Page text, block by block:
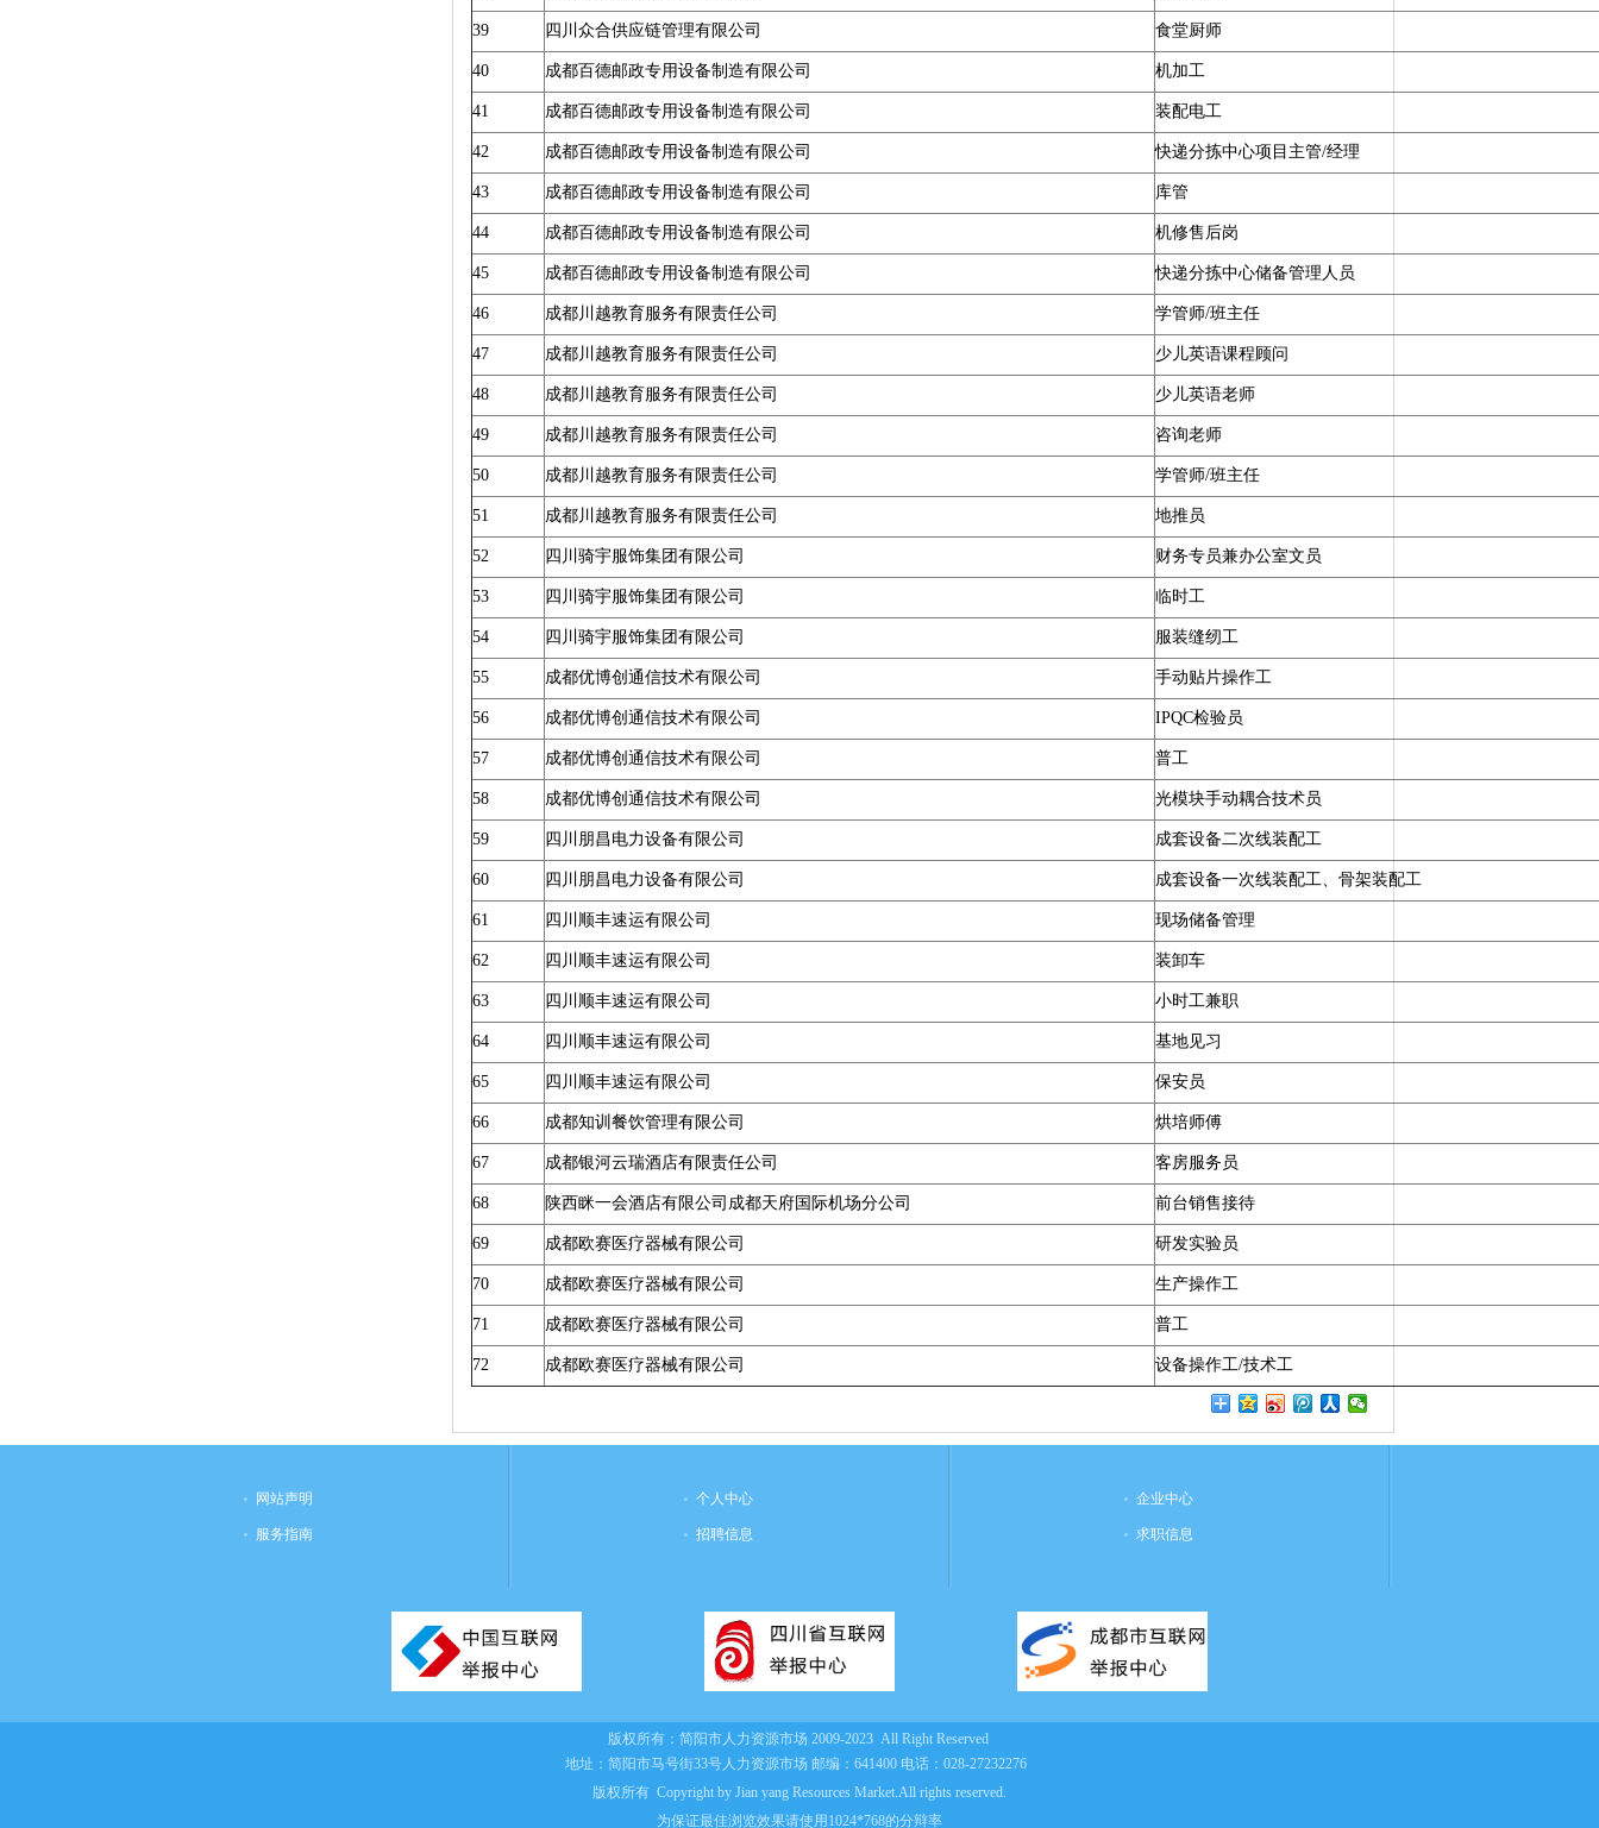
39 四川众合供应链管理有限公司 食堂厨师
40 成都百德邮政专用设备制造有限公司 机加工
41 成都百德邮政专用设备制造有限公司 装配电工
42 成都百德邮政专用设备制造有限公司 快递分拣中心项目主管/经理
43 成都百德邮政专用设备制造有限公司 库管
44 成都百德邮政专用设备制造有限公司 机修售后岗
45 成都百德邮政专用设备制造有限公司 快递分拣中心储备管理人员
46 成都川越教育服务有限责任公司 学管师/班主任
47 成都川越教育服务有限责任公司 少儿英语课程顾问
48 成都川越教育服务有限责任公司 少儿英语老师
49 成都川越教育服务有限责任公司 咨询老师
50 成都川越教育服务有限责任公司 学管师/班主任
51 成都川越教育服务有限责任公司 地推员
52 四川骑宇服饰集团有限公司 财务专员兼办公室文员
53 四川骑宇服饰集团有限公司 临时工
54 四川骑宇服饰集团有限公司 服装缝纫工
55 成都优博创通信技术有限公司 手动贴片操作工
56 成都优博创通信技术有限公司 IPQC检验员
57 成都优博创通信技术有限公司 普工
58 成都优博创通信技术有限公司 光模块手动耦合技术员
59 四川朋昌电力设备有限公司 成套设备二次线装配工
60 四川朋昌电力设备有限公司 成套设备一次线装配工、骨架装配工
61 四川顺丰速运有限公司 现场储备管理
62 四川顺丰速运有限公司 装卸车
63 四川顺丰速运有限公司 小时工兼职
64 四川顺丰速运有限公司 基地见习
65 四川顺丰速运有限公司 保安员
66 成都知训餐饮管理有限公司 烘培师傅
67 成都银河云瑞酒店有限责任公司 客房服务员
68 陕西眯一会酒店有限公司成都天府国际机场分公司 前台销售接待
69 成都欧赛医疗器械有限公司 研发实验员
70 成都欧赛医疗器械有限公司 生产操作工
71 成都欧赛医疗器械有限公司 普工
72 成都欧赛医疗器械有限公司 设备操作工/技术工
网站声明
服务指南
个人中心
招聘信息
企业中心
求职信息
版权所有： 简阳市人力资源市场 2009-2023 All Right Reserved
地址：简阳市马号街33号人力资源市场 邮编：641400 电话：028-27232276
版权所有 Copyright by Jian yang Resources Market.All rights reserved.
为保证最佳浏览效果请使用1024*768的分辩率